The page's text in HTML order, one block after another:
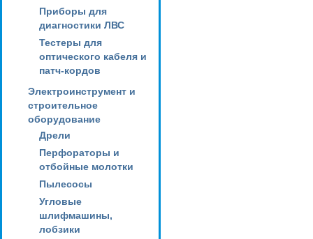
Приборы для
диагностики ЛВС
Тестеры для
оптического кабеля и
патч-кордов
Электроинструмент и
строительное
оборудование
Дрели
Перфораторы и
отбойные молотки
Пылесосы
Угловые
шлифмашины,
лобзики